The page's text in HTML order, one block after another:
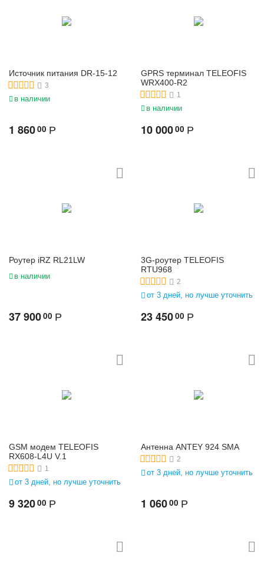
Источник питания DR-15-12
3
в наличии
1 86000 Р
GPRS терминал TELEOFIS
WRX400-R2
1
в наличии
10 00000 Р
Роутер iRZ RL21LW
в наличии
37 90000 Р
3G-роутер TELEOFIS
RTU968
2
от 3 дней, но лучше уточнить
23 45000 Р
GSM модем TELEOFIS
RX608-L4U V.1
1
от 3 дней, но лучше уточнить
9 32000 Р
Антенна ANTEY 924 SMA
2
от 3 дней, но лучше уточнить
1 06000 Р